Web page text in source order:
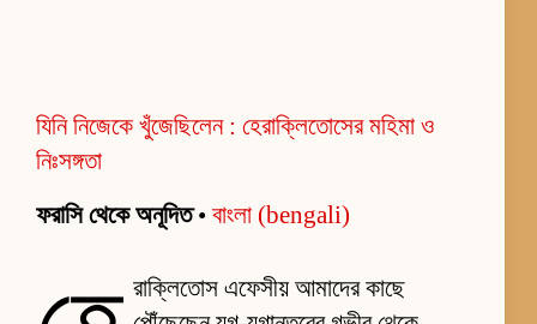
যিনি নিজেকে খুঁজেছিলেন : হেরাক্লিতোসের মহিমা ও
নিঃসঙ্গতা
ফরাসি থেকে অনূদিত• বাংলা (bengali)
রাক্লিতোস এফেসীয় আমাদের কাছে